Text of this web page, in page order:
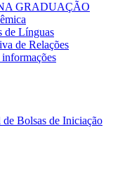
GRADUAÇÃO
de Línguas
de Relações
Bolsas de Iniciação